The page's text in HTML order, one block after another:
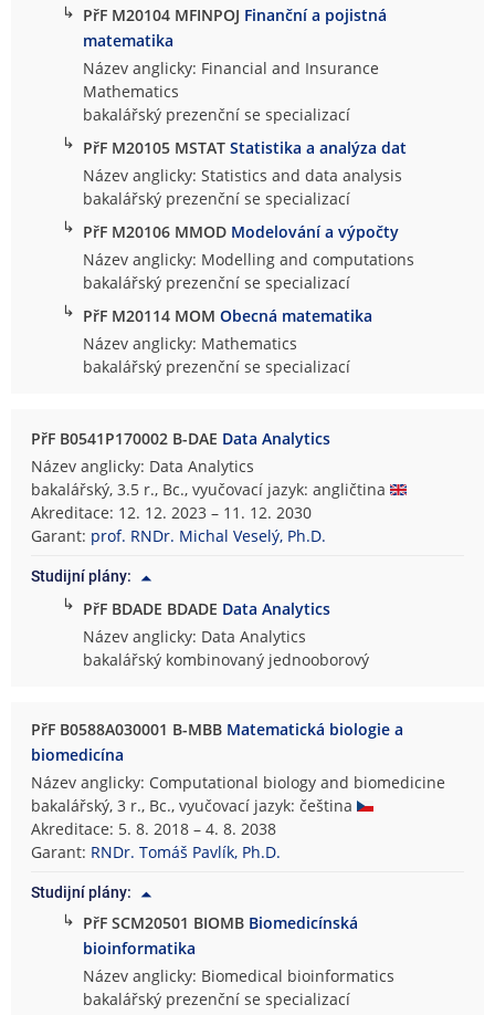
↳ PřF M20104 MFINPOJ Finanční a pojistná
matematika
Název anglicky: Financial and Insurance
Mathematics
bakalářský prezenční se specializací
↳ PřF M20105 MSTATStatistika a analýza dat
Název anglicky: Statistics and data analysis
bakalářský prezenční se specializací
↳ PřF M20106 MMOD Modelování a výpočty
Název anglicky: Modelling and computations
bakalářský prezenční se specializací
↳ PřF M20114 MOMObecná matematika
Název anglicky: Mathematics
bakalářský prezenční se specializací
PřF B0541P170002 B-DAE Data Analytics
Název anglicky: Data Analytics
bakalářský, 3.5 r., Bc., vyučovací jazyk: angličtina
Akreditace: 12. 12. 2023 – 11. 12. 2030
Garant: prof. RNDr. Michal Veselý, Ph.D.
Studijní plány:
↳ PřF BDADE BDADE Data Analytics
Název anglicky: Data Analytics
bakalářský kombinovaný jednooborový
PřF B0588A030001 B-MBB Matematická biologie a
biomedicína
Název anglicky: Computational biology and biomedicine
bakalářský, 3 r., Bc., vyučovací jazyk: čeština
Akreditace: 5. 8. 2018 – 4. 8. 2038
Garant: RNDr. Tomáš Pavlík, Ph.D.
Studijní plány:
↳ PřF SCM20501 BIOMB Biomedicínská
bioinformatika
Název anglicky: Biomedical bioinformatics
bakalářský prezenční se specializací